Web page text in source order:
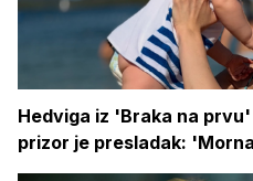
Hedviga iz 'Braka na
prizor je presladak: